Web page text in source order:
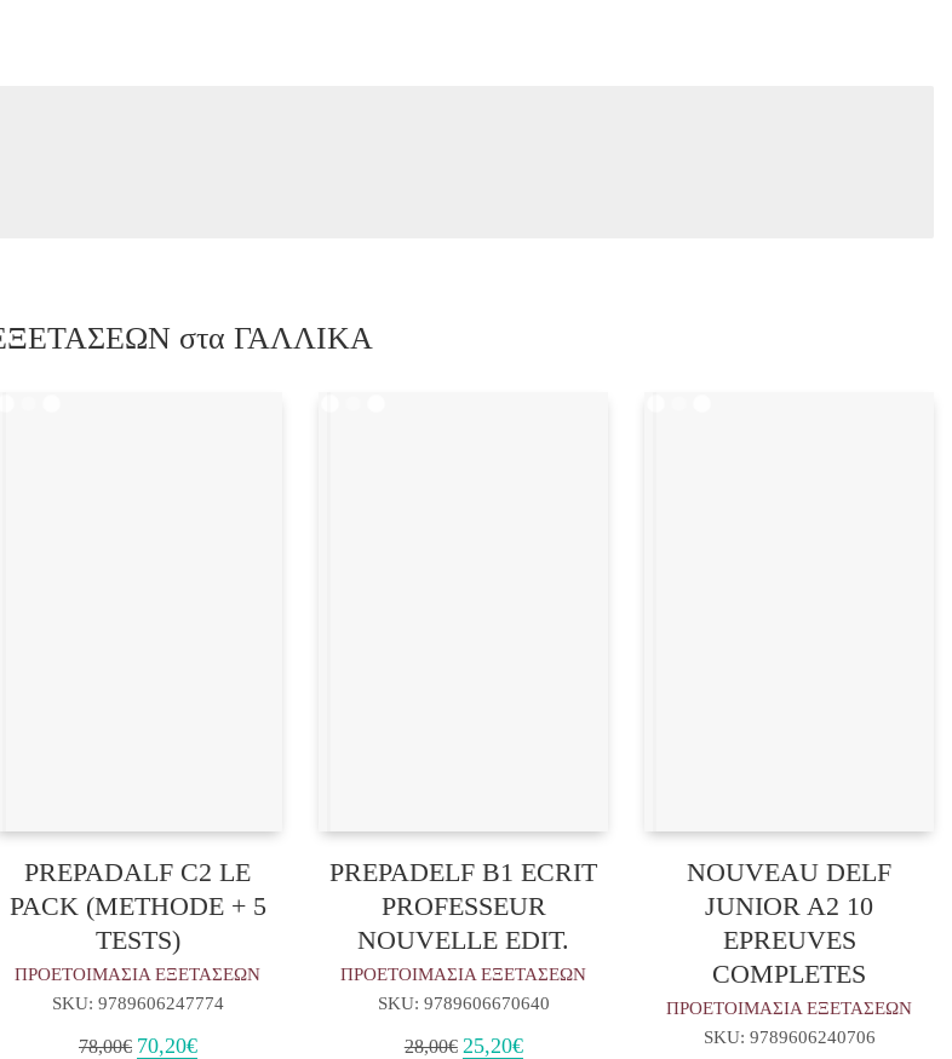
ΕΞΕΤΑΣΕΩΝ στα ΓΑΛΛΙΚΑ
PREPADALF C2 LE
PACK (METHODE + 5
TESTS)
ΠΡΟΕΤΟΙΜΑΣΙΑ ΕΞΕΤΑΣΕΩΝ
SKU: 9789606247774
78,00€ Original
70,20€Η
PREPADELF B1 ECRIT
PROFESSEUR
NOUVELLE EDIT.
ΠΡΟΕΤΟΙΜΑΣΙΑ ΕΞΕΤΑΣΕΩΝ
SKU: 9789606670640
28,00€ Original
25,20€Η
NOUVEAU DELF
JUNIOR A2 10
EPREUVES
COMPLETES
ΠΡΟΕΤΟΙΜΑΣΙΑ ΕΞΕΤΑΣΕΩΝ
SKU: 9789606240706